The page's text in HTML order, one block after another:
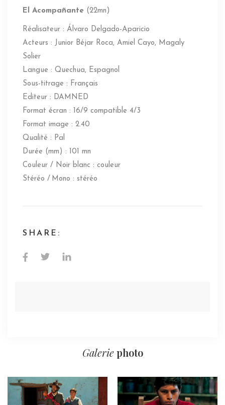
El Acompañante (22mn)
Réalisateur : Álvaro Delgado-Aparicio
Acteurs : Junior Béjar Roca, Amiel Cayo, Magaly
Solier
Langue : Quechua, Espagnol
Sous-titrage : Français
Editeur : DAMNED
Format écran : 16/9 compatible 4/3
Format image : 2.40
Qualité : Pal
Durée (mm) : 101 mn
Couleur / Noir blanc : couleur
Stéréo / Mono : stéréo
SHARE:
Galerie photo